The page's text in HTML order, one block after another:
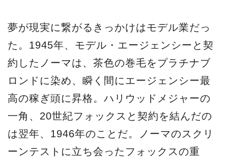
夢が現実に繋がるきっかけはモデル業だっ
た。1945年、モデル・エージェンシーと契
約したノーマは、茶色の巻毛をプラチナブ
ロンドに染め、瞬く間にエージェンシー最
高の稼ぎ頭に昇格。ハリウッドメジャーの
一角、20世紀フォックスと契約を結んだの
は翌年、1946年のことだ。ノーマのスクリ
ーンテストに立ち会ったフォックスの重